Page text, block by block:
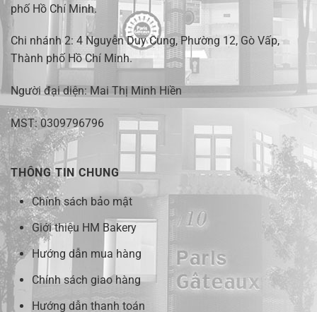
phố Hồ Chí Minh.
Chi nhánh 2: 4 Nguyễn Duy Cung, Phường 12, Gò Vấp,
Thành phố Hồ Chí Minh.
Người đại diện: Mai Thị Minh Hiền
MST: 0309796796
THÔNG TIN CHUNG
Chính sách bảo mật
Giới thiệu HM Bakery
Hướng dẫn mua hàng
Chính sách giao hàng
Hướng dẫn thanh toán